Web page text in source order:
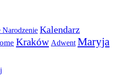
Narodzenie Kalendarz
Kraków Adwent Maryja